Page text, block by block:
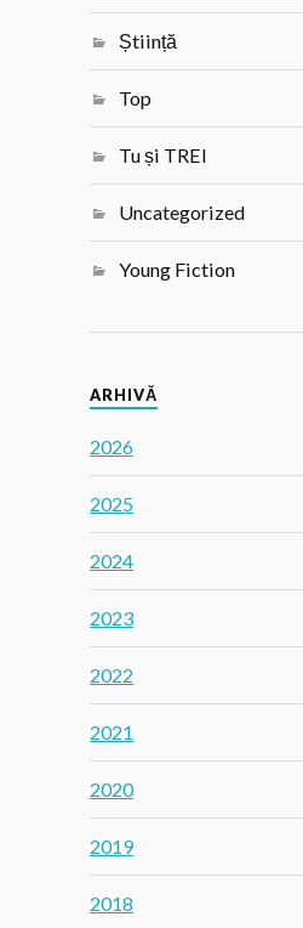
Știință
Top
Tu și TREI
Uncategorized
Young Fiction
ARHIVĂ
2026
2025
2024
2023
2022
2021
2020
2019
2018